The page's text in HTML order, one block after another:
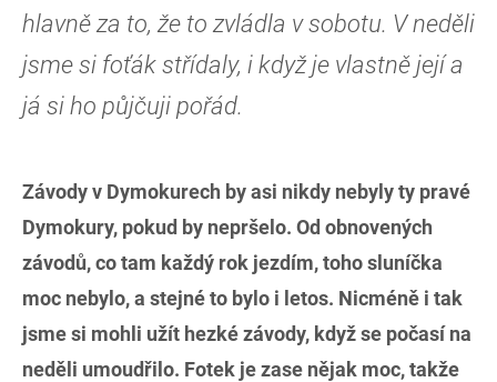
hlavně za to, že to zvládla v sobotu. V neděli
jsme si foťák střídaly, i když je vlastně její a
já si ho půjčuji pořád.
Závody v Dymokurech by asi nikdy nebyly ty pravé
Dymokury, pokud by nepršelo. Od obnovených
závodů, co tam každý rok jezdím, toho sluníčka
moc nebylo, a stejné to bylo i letos. Nicméně i tak
jsme si mohli užít hezké závody, když se počasí na
neděli umoudřilo. Fotek je zase nějak moc, takže